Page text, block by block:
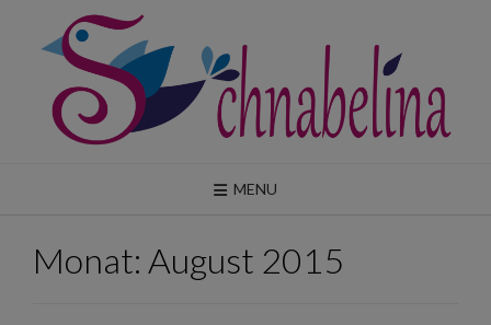
content
MENU
Monat: August 2015